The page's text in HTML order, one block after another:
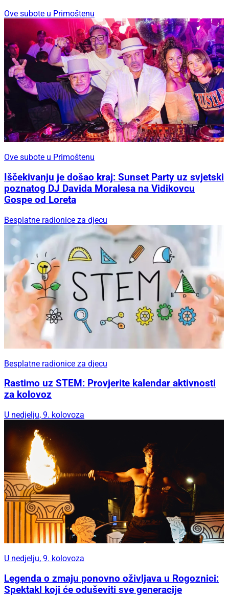
Ove subote u Primoštenu
Ove subote u Primoštenu
Iščekivanju je došao kraj: Sunset Party uz svjetski
poznatog DJ Davida Moralesa na Vidikovcu
Gospe od Loreta
Besplatne radionice za djecu
Besplatne radionice za djecu
Rastimo uz STEM: Provjerite kalendar aktivnosti
za kolovoz
U nedjelju, 9. kolovoza
U nedjelju, 9. kolovoza
Legenda o zmaju ponovno oživljava u Rogoznici:
Spektakl koji će oduševiti sve generacije